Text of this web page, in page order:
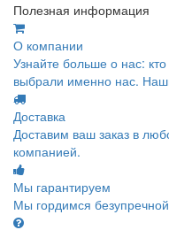
Полезная информация
О компании
Узнайте больше о нас:
выбрали именно нас.
Доставка
Доставим ваш заказ в
компанией.
Мы гарантируем
Мы гордимся